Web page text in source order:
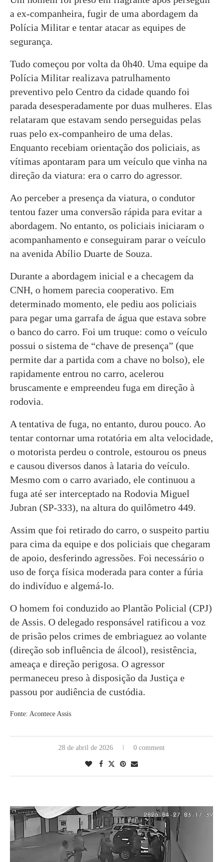
a ex-companheira, fugir de uma abordagem da
Polícia Militar e tentar atacar as equipes de
segurança.
Tudo começou por volta da 0h40. Uma equipe da
Polícia Militar realizava patrulhamento
preventivo pelo Centro da cidade quando foi
parada desesperadamente por duas mulheres. Elas
relataram que estavam sendo perseguidas pelas
ruas pelo ex-companheiro de uma delas.
Enquanto recebiam orientação dos policiais, as
vítimas apontaram para um veículo que vinha na
direção da viatura: era o carro do agressor.
Ao perceber a presença da viatura, o condutor
tentou fazer uma conversão rápida para evitar a
abordagem. No entanto, os policiais iniciaram o
acompanhamento e conseguiram parar o veículo
na avenida Abílio Duarte de Souza.
Durante a abordagem inicial e a checagem da
CNH, o homem parecia cooperativo. Em
determinado momento, ele pediu aos policiais
para pegar uma garrafa de água que estava sobre
o banco do carro. Foi um truque: como o veículo
possui o sistema de “chave de presença” (que
permite dar a partida com a chave no bolso), ele
rapidamente entrou no carro, acelerou
bruscamente e empreendeu fuga em direção à
rodovia.
A tentativa de fuga, no entanto, durou pouco. Ao
tentar contornar uma rotatória em alta velocidade,
o motorista perdeu o controle, estourou os pneus
e causou diversos danos à lataria do veículo.
Mesmo com o carro avariado, ele continuou a
fuga até ser interceptado na Rodovia Miguel
Jubran (SP-333), na altura do quilômetro 449.
Assim que foi retirado do carro, o suspeito partiu
para cima da equipe e dos policiais que chegaram
de apoio, desferindo agressões. Foi necessário o
uso de força física moderada para conter a fúria
do indivíduo e algemá-lo.
O homem foi conduzido ao Plantão Policial (CPJ)
de Assis. O delegado responsável ratificou a voz
de prisão pelos crimes de embriaguez ao volante
(direção sob influência de álcool), resistência,
ameaça e direção perigosa. O agressor
permaneceu preso à disposição da Justiça e
passou por audiência de custódia.
Fonte: Acontece Assis
28 de abril de 2026 0 comment